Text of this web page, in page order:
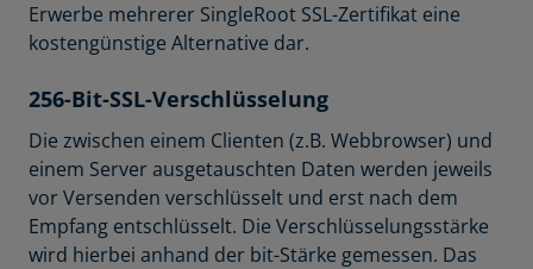
Erwerbe mehrerer SingleRoot SSL-Zertifikat eine
kostengünstige Alternative dar.
256-Bit-SSL-Verschlüsselung
Die zwischen einem Clienten (z.B. Webbrowser) und
einem Server ausgetauschten Daten werden jeweils
vor Versenden verschlüsselt und erst nach dem
Empfang entschlüsselt. Die Verschlüsselungsstärke
wird hierbei anhand der bit-Stärke gemessen. Das